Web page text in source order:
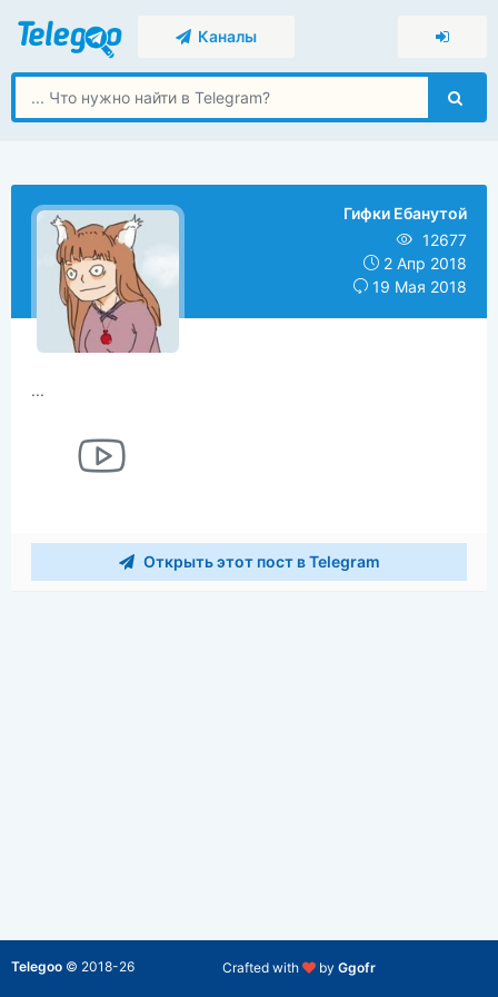
Каналы
Гифки Ебанутой
12677
2 Апр 2018
19 Мая 2018
...
Открыть этот пост в Telegram
Crafted with by Ggofr
Telegoo © 2018-26